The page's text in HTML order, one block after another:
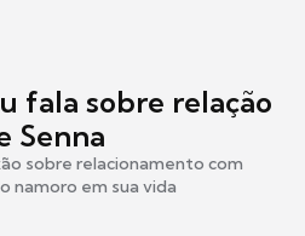
fala sobre relação
Senna
sobre relacionamento com
namoro em sua vida